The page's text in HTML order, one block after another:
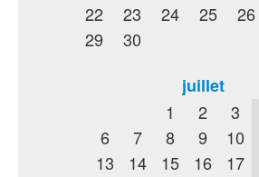
22
23 24 25 26
29
30
juillet
1
2 3
6
7 8 9 10
13
14 15 16 17